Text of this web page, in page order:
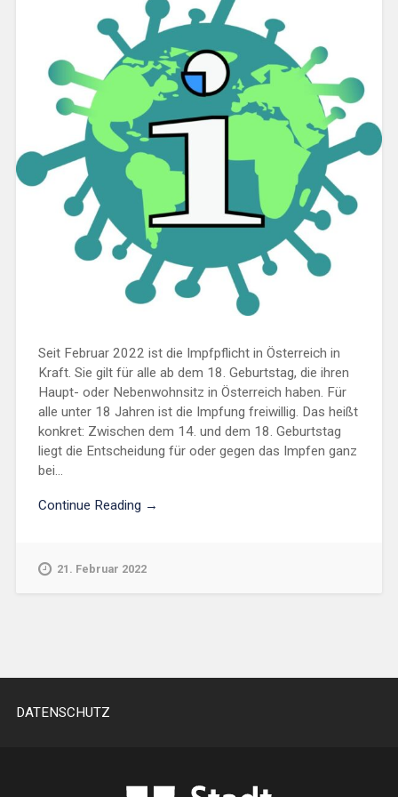
Seit Februar 2022 ist die Impfpflicht in Österreich in
Kraft. Sie gilt für alle ab dem 18. Geburtstag, die ihren
Haupt- oder Nebenwohnsitz in Österreich haben. Für
alle unter 18 Jahren ist die Impfung freiwillig. Das heißt
konkret: Zwischen dem 14. und dem 18. Geburtstag
liegt die Entscheidung für oder gegen das Impfen ganz
bei...
Continue Reading →
21. Februar 2022
DATENSCHUTZ